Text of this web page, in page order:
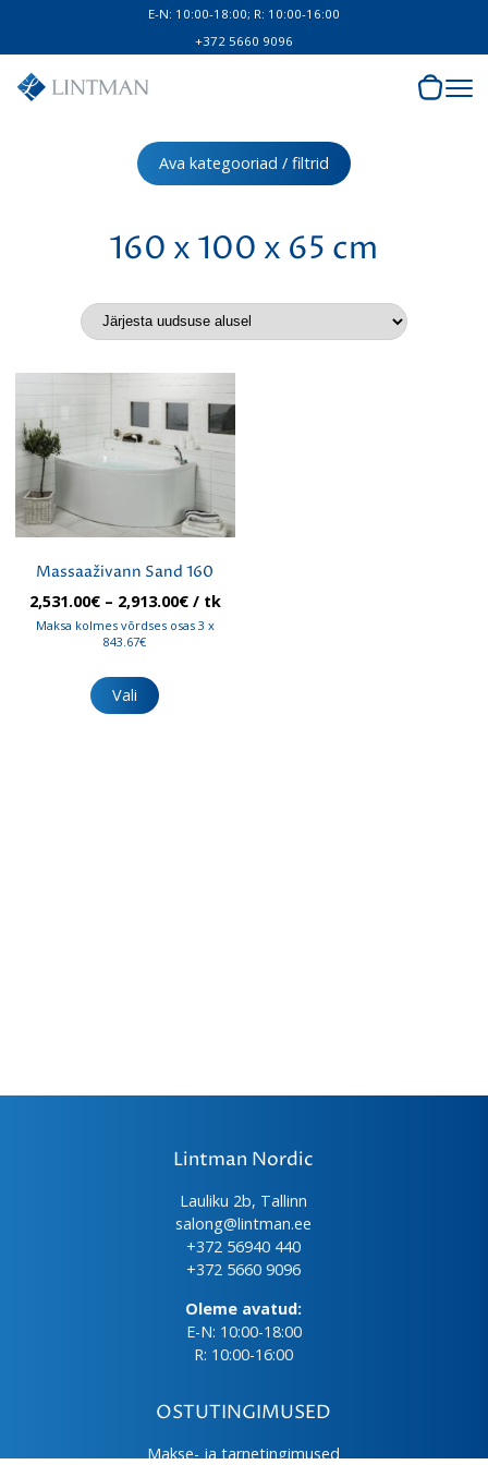
E-N: 10:00-18:00; R: 10:00-16:00
+372 5660 9096
Ava kategooriad / filtrid
160 x 100 x 65 cm
Massaaživann Sand 160
2,531.00€ – 2,913.00€Hinnavahemik:
2,531.00€
/ tk
Maksa kolmes võrdses osas 3 x
843.67€
Vali
tootel
Lintman Nordic
Lauliku 2b, Tallinn
salong@lintman.ee
+372 56940 440
+372 5660 9096
Oleme avatud:
E-N: 10:00-18:00
R: 10:00-16:00
OSTUTINGIMUSED
Makse- ja tarnetingimused